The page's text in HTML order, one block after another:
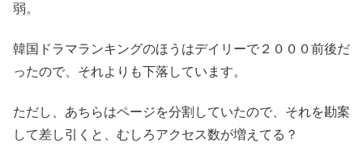
弱。
韓国ドラマランキングのほうはデイリーで２０００前後だ
ったので、それよりも下落しています。
ただし、あちらはページを分割していたので、それを勘案
して差し引くと、むしろアクセス数が増えてる？